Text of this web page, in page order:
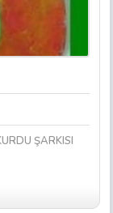
ŞARKISI